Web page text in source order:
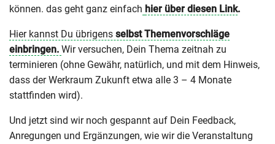
können. das geht ganz einfach hier über diesen Link.
Hier kannst Du übrigens selbst Themenvorschläge
einbringen. Wir versuchen, Dein Thema zeitnah zu
terminieren (ohne Gewähr, natürlich, und mit dem Hinweis,
dass der Werkraum Zukunft etwa alle 3 – 4 Monate
stattfinden wird).
Und jetzt sind wir noch gespannt auf Dein Feedback,
Anregungen und Ergänzungen, wie wir die Veranstaltung